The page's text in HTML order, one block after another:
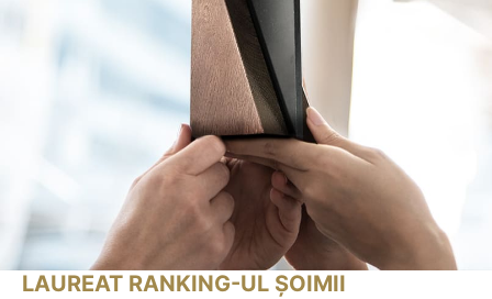
LAUREAT RANKING-UL ȘOIMII